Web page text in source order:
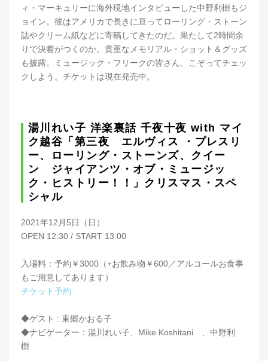
ィ・マーキュリーに海外現地インタビューした中野利樹もジ
ョイン。彼はアメリカで長きに亘ってローリング・ストーン
誌やクリーム紙などに寄稿してきたのだ。果たして2時間余
りで決着がつくのか。貴重なメモリアル・ショット＆グッズ
も披露。ミュージック・フリークの皆さん、こぞってチェッ
クしよう。チケットは現在発売中。
湯川れい子 洋楽裏話 千夜十夜 with マイ
ク越谷「第三夜 エルヴィス ・プレスリ
ー、ローリング・ストーンズ、クイー
ン ジャイアンツ・オブ・ミュージッ
ク・ヒストリー！！」クリスマス・スペ
シャル
2021年12月5日（日）
OPEN 12:30 / START 13:00
入場料：予約￥3000（+お飲み物￥600／アルコールお食事
もご用意してあります）
チケット予約
◆ゲスト : 東郷かおる子
◆ナビゲーター：湯川れい子、Mike Koshitani 、中野利
樹